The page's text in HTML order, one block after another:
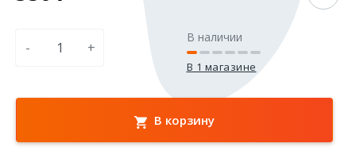
- +
В наличии
В 1 магазине
В корзину